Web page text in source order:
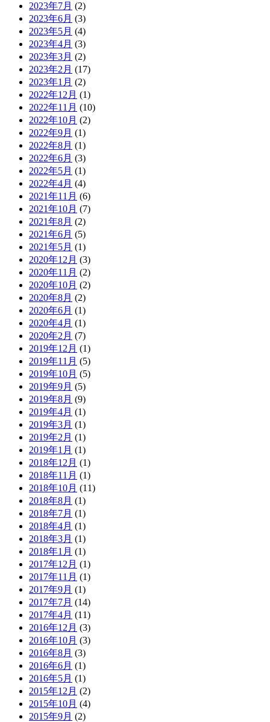
2023年7月 (2)
2023年6月 (3)
2023年5月 (4)
2023年4月 (3)
2023年3月 (2)
2023年2月 (17)
2023年1月 (2)
2022年12月 (1)
2022年11月 (10)
2022年10月 (2)
2022年9月 (1)
2022年8月 (1)
2022年6月 (3)
2022年5月 (1)
2022年4月 (4)
2021年11月 (6)
2021年10月 (7)
2021年8月 (2)
2021年6月 (5)
2021年5月 (1)
2020年12月 (3)
2020年11月 (2)
2020年10月 (2)
2020年8月 (2)
2020年6月 (1)
2020年4月 (1)
2020年2月 (7)
2019年12月 (1)
2019年11月 (5)
2019年10月 (5)
2019年9月 (5)
2019年8月 (9)
2019年4月 (1)
2019年3月 (1)
2019年2月 (1)
2019年1月 (1)
2018年12月 (1)
2018年11月 (1)
2018年10月 (11)
2018年8月 (1)
2018年7月 (1)
2018年4月 (1)
2018年3月 (1)
2018年1月 (1)
2017年12月 (1)
2017年11月 (1)
2017年9月 (1)
2017年7月 (14)
2017年4月 (11)
2016年12月 (3)
2016年10月 (3)
2016年8月 (3)
2016年6月 (1)
2016年5月 (1)
2015年12月 (2)
2015年10月 (4)
2015年9月 (2)